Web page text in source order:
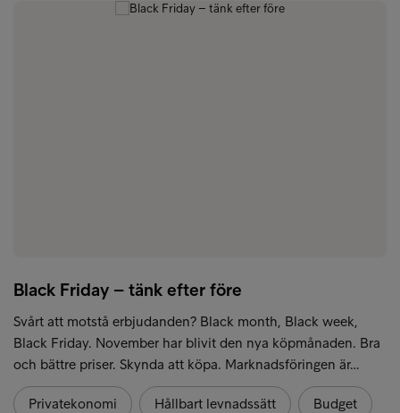
Black Friday – tänk efter före
Svårt att motstå erbjudanden? Black month, Black week,
Black Friday. November har blivit den nya köpmånaden. Bra
och bättre priser. Skynda att köpa. Marknadsföringen är…
Privatekonomi Hållbart levnadssätt Budget